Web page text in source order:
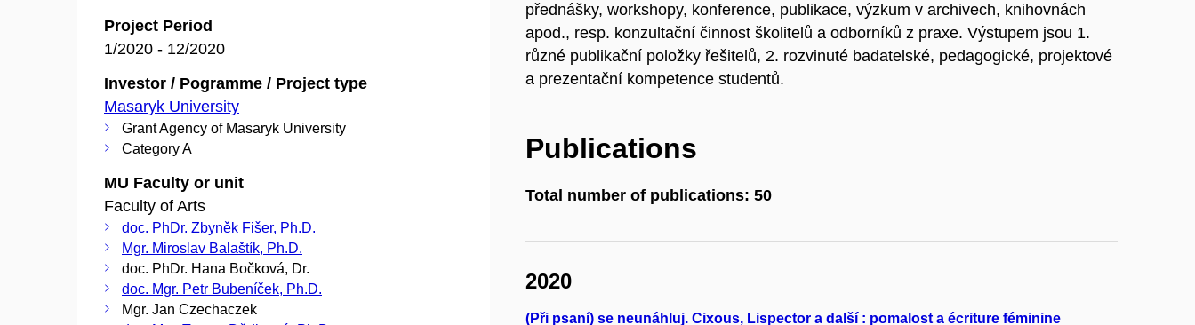
Project Period
1/2020 - 12/2020
Investor / Pogramme / Project type
Masaryk University
Grant Agency of Masaryk University
Category A
MU Faculty or unit
Faculty of Arts
doc. PhDr. Zbyněk Fišer, Ph.D.
Mgr. Miroslav Balaštík, Ph.D.
doc. PhDr. Hana Bočková, Dr.
doc. Mgr. Petr Bubeníček, Ph.D.
Mgr. Jan Czechaczek
přednášky, workshopy, konference, publikace, výzkum v archivech, knihovnách
apod., resp. konzultační činnost školitelů a odborníků z praxe. Výstupem jsou 1.
různé publikační položky řešitelů, 2. rozvinuté badatelské, pedagogické, projektové
a prezentační kompetence studentů.
Publications
Total number of publications: 50
2020
(Při psaní) se neunáhluj. Cixous, Lispector a další : pomalost a écriture féminine